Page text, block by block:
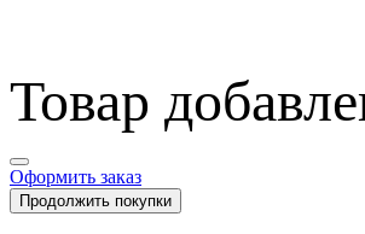
Товар
Оформить заказ
Продолжить покупки